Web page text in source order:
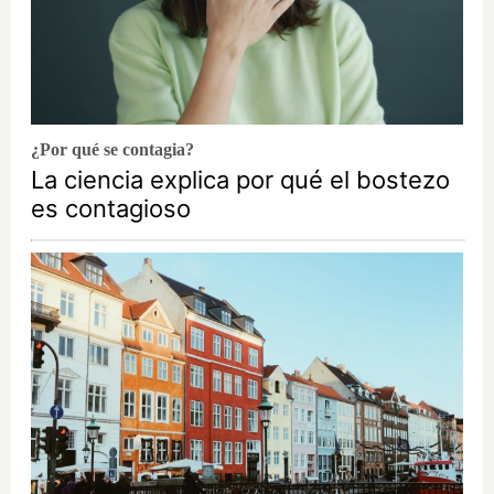
¿Por qué se contagia?
La ciencia explica por qué el bostezo
es contagioso